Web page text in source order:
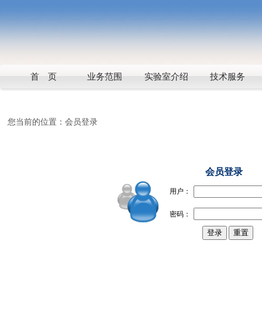
首 页 业务范围 实验室介绍 技术服务
您当前的位置： 会员登录
会员登录
用户：
密码：